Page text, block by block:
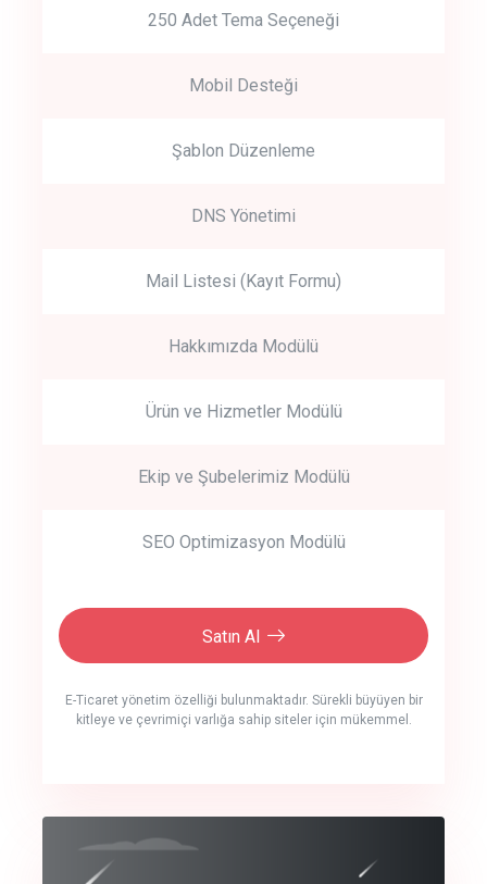
250 Adet Tema Seçeneği
Mobil Desteği
Şablon Düzenleme
DNS Yönetimi
Mail Listesi (Kayıt Formu)
Hakkımızda Modülü
Ürün ve Hizmetler Modülü
Ekip ve Şubelerimiz Modülü
SEO Optimizasyon Modülü
Satın Al
E-Ticaret yönetim özelliği bulunmaktadır. Sürekli büyüyen bir
kitleye ve çevrimiçi varlığa sahip siteler için mükemmel.
crm auto cync